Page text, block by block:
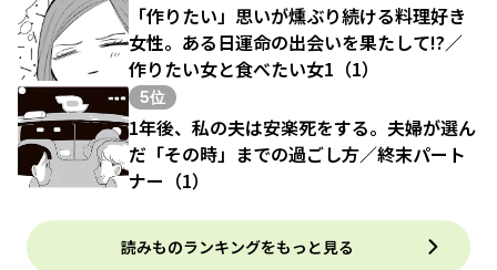
「作りたい」思いが燻ぶり続ける料理好き
女性。ある日運命の出会いを果たして!?／
作りたい女と食べたい女1（1）
5位
1年後、私の夫は安楽死をする。夫婦が選ん
だ「その時」までの過ごし方／終末パート
ナー（1）
読みものランキングをもっと見る